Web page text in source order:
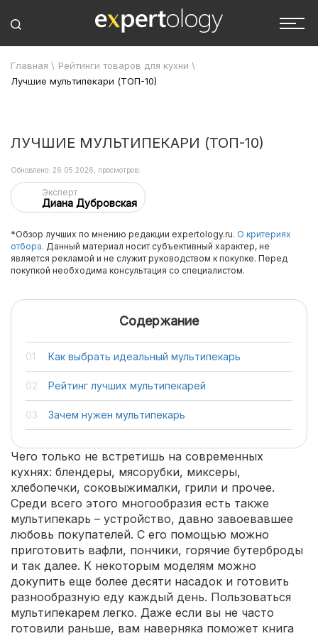
Главная \ Рейтинги товаров для кухни \
Лучшие мультипекари (ТОП-10)
ЛУЧШИЕ МУЛЬТИПЕКАРИ (ТОП-10)
Эксперт
Диана Дубровская
Обновлено: 26.05.2026, просмотров:
*Обзор лучших по мнению редакции expertology.ru. О критериях
отбора. Данный материал носит субъективный характер, не
является рекламой и не служит руководством к покупке. Перед
покупкой необходима консультация со специалистом.
Содержание
Как выбрать идеальный мультипекарь
Рейтинг лучших мультипекарей
Зачем нужен мультипекарь
Чего только не встретишь на современных
кухнях: блендеры, мясорубки, миксеры,
хлебопечки, соковыжималки, грили и прочее.
Среди всего этого многообразия есть также
мультипекарь – устройство, давно завоевавшее
любовь покупателей. С его помощью можно
приготовить вафли, пончики, горячие бутерброды
и так далее. К некоторым моделям можно
докупить еще более десяти насадок и готовить
разнообразную еду каждый день. Пользоваться
мультипекарем легко. Даже если вы не часто
готовили раньше, вам наверняка поможет книга